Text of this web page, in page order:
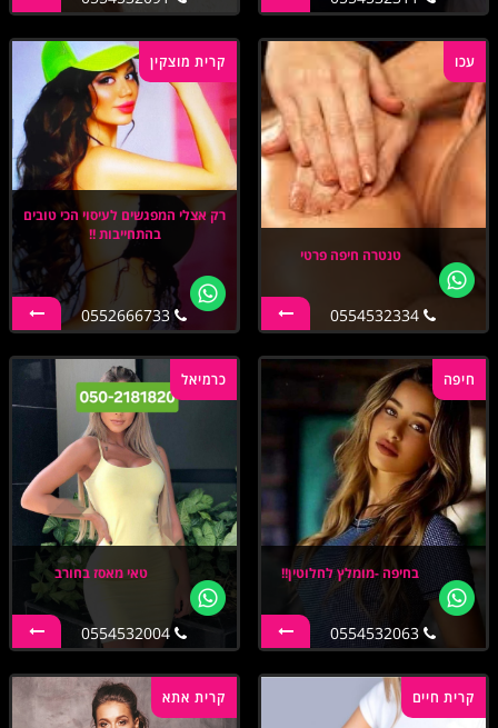
עכו
טנטרה חיפה פרטי
0554532334
קרית מוצקין
רק אצלי המפגשים לעיסוי הכי טובים
בהתחייבות !!
0552666733
חיפה
בחיפה -מומלץ לחלוטין!!
0554532063
כרמיאל
טאי מאסז בחורב
0554532004
קרית חיים קרית אתא